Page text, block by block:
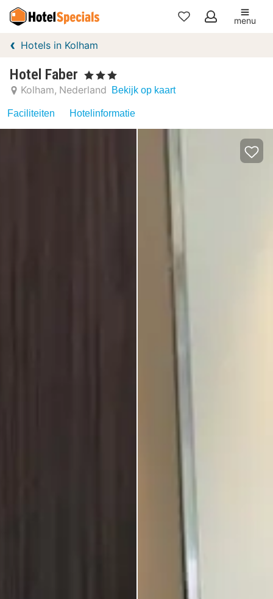
Mijn
menu
Hotels in Kolham
Hotel Faber , 3 Sterren
Kolham Nederland Bekijk op kaart
Faciliteiten Hotelinformatie